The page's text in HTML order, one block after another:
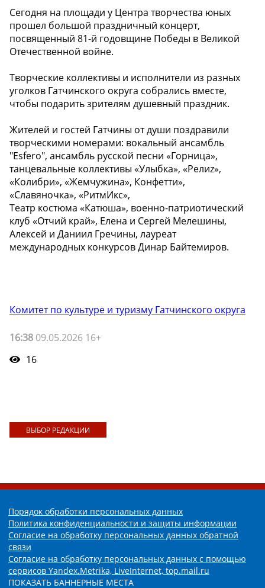
Сегодня на площади у Центра творчества юных
прошел большой праздничный концерт,
посвященный 81-й годовщине Победы в Великой
Отечественной войне.
Творческие коллективы и исполнители из разных
уголков Гатчинского округа собрались вместе,
чтобы подарить зрителям душевный праздник.
Жителей и гостей Гатчины от души поздравили
творческими номерами: вокальный ансамбль
"Esfero", ансамбль русской песни «Горница»,
танцевальные коллективы «Улыбка», «Релиz»,
«Колибри», «Жемчужина», Конфетти»,
«Славяночка», «РитмИкс»,
Театр костюма «Катюша», военно-патриотический
клуб «Отчий край», Елена и Сергей Мелешины,
Алексей и Даниил Гречины, лауреат
международных конкурсов Динар Байтемиров.
Комитет по культуре и туризму Гатчинского округа
16:38 09.05.2026 16+
16
ВЫБОР РЕДАКЦИИ
Порядок обработки персональных данных
Политика конфиденциальности и защиты информации
Согласие на обработку персональных данных обратной
связи
Согласие на обработку персональных данных с помощью
сервисов Yandex.Metrika, LiveInternet, top.mail.ru
ПОКАЗАТЬ БАННЕРНЫЕ МЕСТА